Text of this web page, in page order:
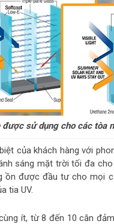
được sử dụng cho các tòa
của khách hàng với
sáng mặt trời tối đa
ồn được đầu tư cho mọi
tia UV.
ít, từ 8 đến 10 căn